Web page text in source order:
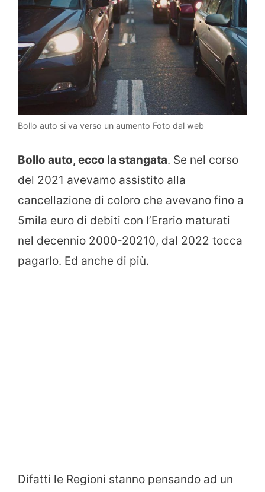
Bollo auto si va verso un aumento Foto dal web
Bollo auto, ecco la stangata. Se nel corso
del 2021 avevamo assistito alla
cancellazione di coloro che avevano fino a
5mila euro di debiti con l’Erario maturati
nel decennio 2000-20210, dal 2022 tocca
pagarlo. Ed anche di più.
Difatti le Regioni stanno pensando ad un